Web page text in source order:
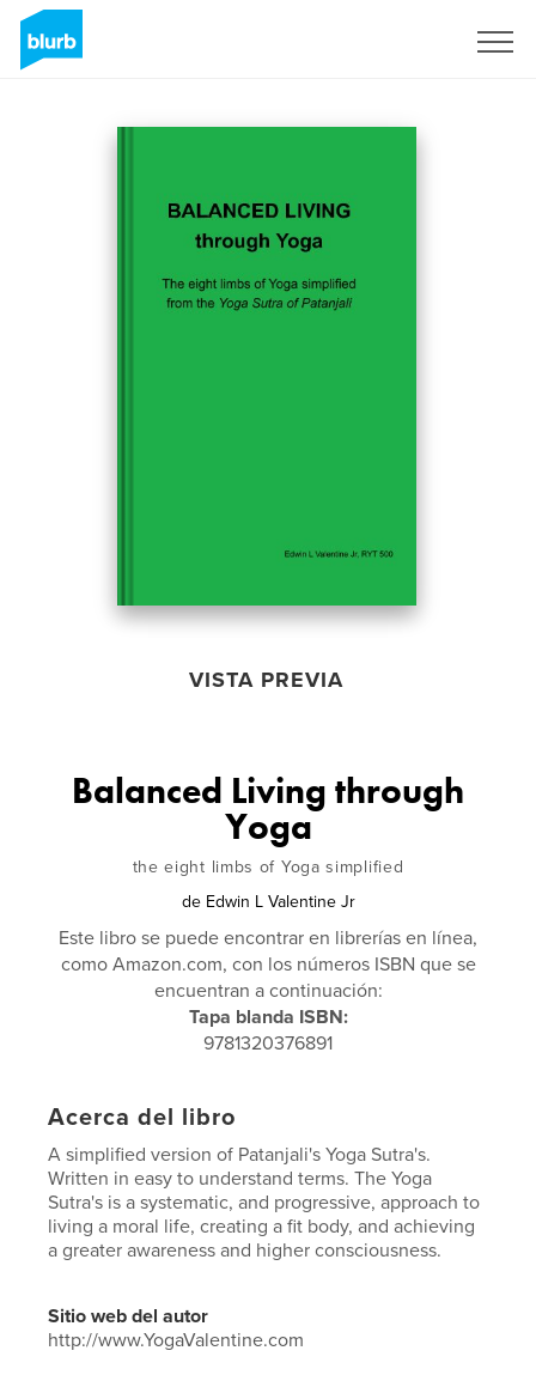
VISTA PREVIA
Balanced Living through
Yoga
the eight limbs of Yoga simplified
de Edwin L Valentine Jr
Este libro se puede encontrar en librerías en línea,
como Amazon.com, con los números ISBN que se
encuentran a continuación:
Tapa blanda ISBN:
9781320376891
Acerca del libro
A simplified version of Patanjali's Yoga Sutra's.
Written in easy to understand terms. The Yoga
Sutra's is a systematic, and progressive, approach to
living a moral life, creating a fit body, and achieving
a greater awareness and higher consciousness.
Sitio web del autor
http://www.YogaValentine.com